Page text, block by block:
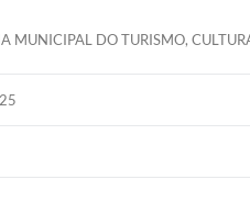
MUNICIPAL DO TURISMO,